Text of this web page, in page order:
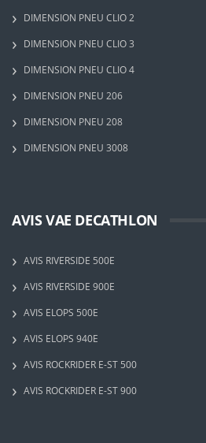
DIMENSION PNEU CLIO 2
DIMENSION PNEU CLIO 3
DIMENSION PNEU CLIO 4
DIMENSION PNEU 206
DIMENSION PNEU 208
DIMENSION PNEU 3008
AVIS VAE DECATHLON
AVIS RIVERSIDE 500E
AVIS RIVERSIDE 900E
AVIS ELOPS 500E
AVIS ELOPS 940E
AVIS ROCKRIDER E-ST 500
AVIS ROCKRIDER E-ST 900